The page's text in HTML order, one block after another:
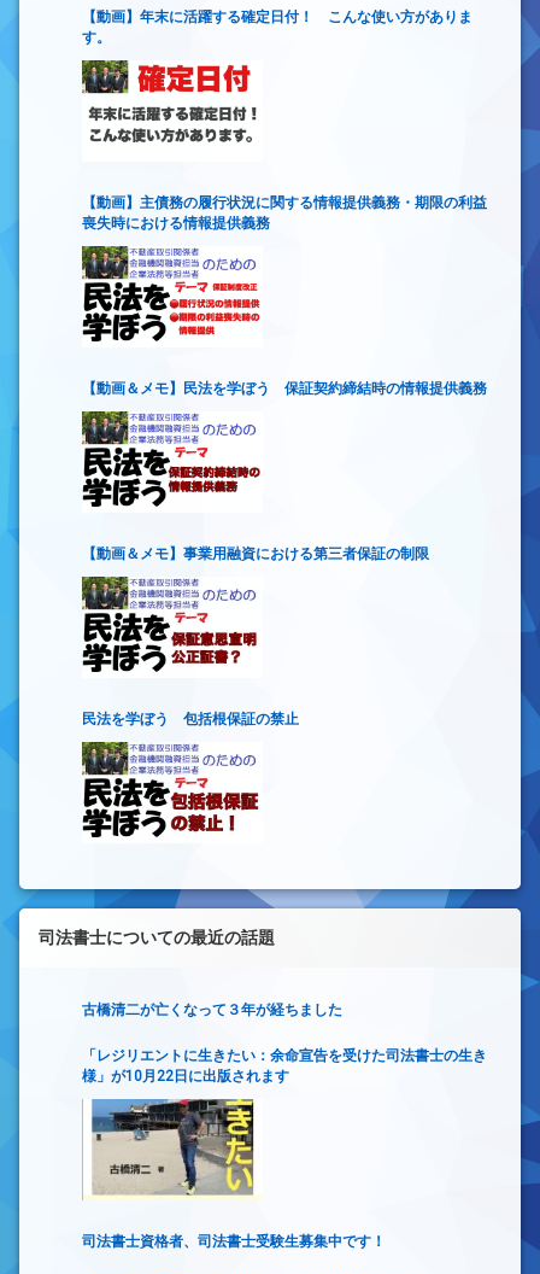
【動画】年末に活躍する確定日付！ こんな使い方がありま
す。
【動画】主債務の履行状況に関する情報提供義務・期限の利益
喪失時における情報提供義務
【動画＆メモ】民法を学ぼう 保証契約締結時の情報提供義務
【動画＆メモ】事業用融資における第三者保証の制限
民法を学ぼう 包括根保証の禁止
司法書士についての最近の話題
古橋清二が亡くなって３年が経ちました
「レジリエントに生きたい：余命宣告を受けた司法書士の生き
様」が10月22日に出版されます
司法書士資格者、司法書士受験生募集中です！